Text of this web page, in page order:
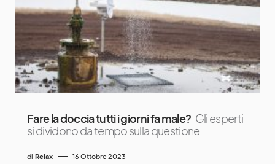
Fare la doccia tutti i giorni fa male? Gli esperti
si dividono da tempo sulla questione
di Relax 16 Ottobre 2023